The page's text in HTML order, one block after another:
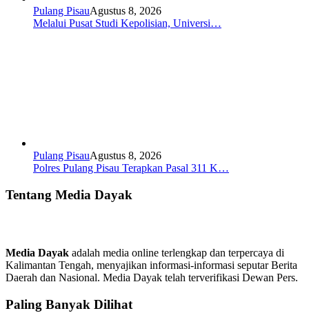
Pulang PisauAgustus 8, 2026
Melalui Pusat Studi Kepolisian, Universi…
Pulang PisauAgustus 8, 2026
Polres Pulang Pisau Terapkan Pasal 311 K…
Tentang Media Dayak
Media Dayak adalah media online terlengkap dan terpercaya di
Kalimantan Tengah, menyajikan informasi-informasi seputar Berita
Daerah dan Nasional. Media Dayak telah terverifikasi Dewan Pers.
Paling Banyak Dilihat